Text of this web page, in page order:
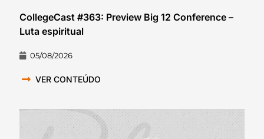
CollegeCast #363: Preview Big 12 Conference –
Luta espiritual
05/08/2026
VER CONTEÚDO